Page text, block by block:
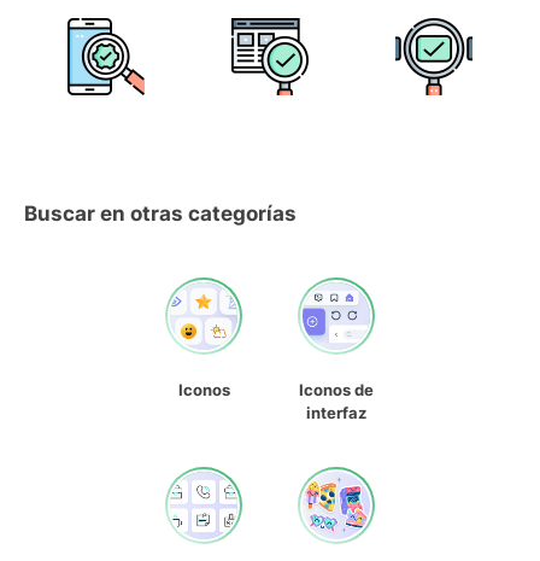
Buscar en otras categorías
Iconos
Iconos de
interfaz